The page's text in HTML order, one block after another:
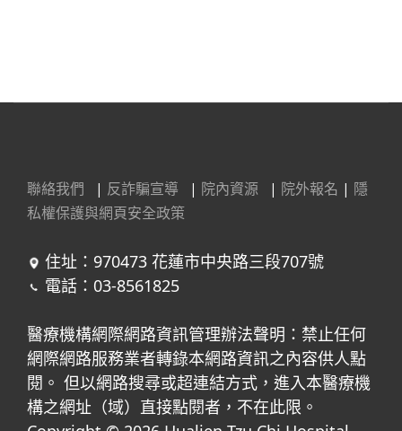
聯絡我們 | 反詐騙宣導 | 院內資源 | 院外報名 | 隱
私權保護與網頁安全政策
住址：970473 花蓮市中央路三段707號
電話：03-8561825
醫療機構網際網路資訊管理辦法聲明：禁止任何
網際網路服務業者轉錄本網路資訊之內容供人點
閱。 但以網路搜尋或超連結方式，進入本醫療機
構之網址（域）直接點閱者，不在此限。